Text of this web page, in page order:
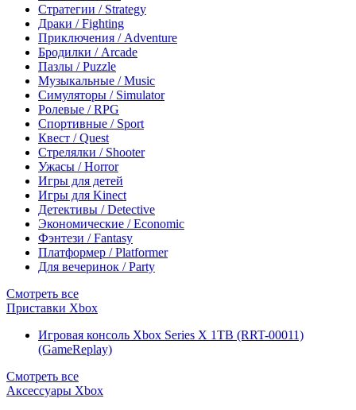
Стратегии / Strategy
Драки / Fighting
Приключения / Adventure
Бродилки / Arcade
Пазлы / Puzzle
Музыкальные / Music
Симуляторы / Simulator
Ролевые / RPG
Спортивные / Sport
Квест / Quest
Стрелялки / Shooter
Ужасы / Horror
Игры для детей
Игры для Kinect
Детективы / Detective
Экономические / Economic
Фэнтези / Fantasy
Платформер / Platformer
Для вечеринок / Party
Смотреть все
Приставки Xbox
Игровая консоль Xbox Series X 1TB (RRT-00011)
(GameReplay)
Смотреть все
Аксессуары Xbox